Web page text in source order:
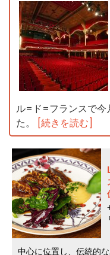
ル=ド=フランスで今
た。
[続きを読む]